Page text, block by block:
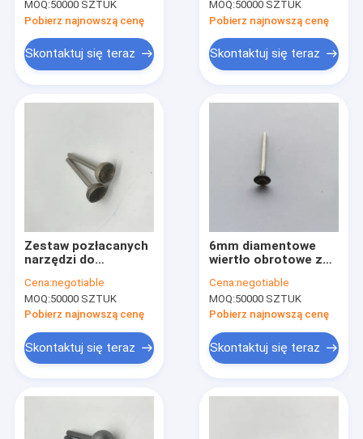
Wiertło Burrs Głowica
szlifierska
MOQ:50000 SZTUK
Pobierz najnowszą cenę
Skontaktuj się teraz
natryskiwane
Standard ANSI
MOQ:50000 SZTUK
Pobierz najnowszą cenę
Skontaktuj się teraz
Zestaw pozłacanych
narzędzi do
do polerowania wielu
narzędzi 180Q/6 JIS
Standard
Cena:negotiable
MOQ:50000 SZTUK
Pobierz najnowszą cenę
Skontaktuj się teraz
6mm diamentowe
wiertło obrotowe z
narzędzia
obrotowego
diamentowe
usuwania zadziorów
Cena:negotiable
MOQ:50000 SZTUK
Pobierz najnowszą cenę
Skontaktuj się teraz